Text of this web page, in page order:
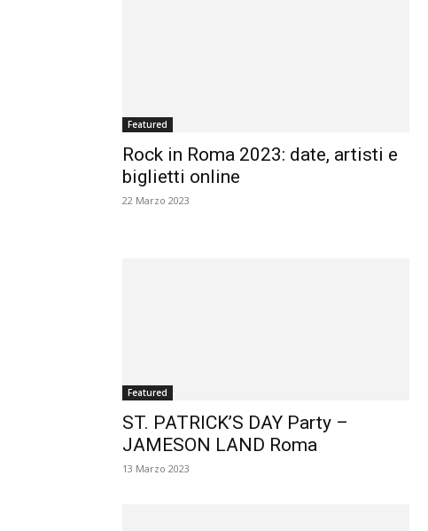
Featured
Rock in Roma 2023: date, artisti e
biglietti online
22 Marzo 2023
Featured
ST. PATRICK’S DAY Party –
JAMESON LAND Roma
13 Marzo 2023